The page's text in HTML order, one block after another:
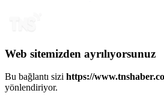
Web sitemizden ayrılıyorsunuz
Bu bağlantı sizi https://
yönlendiriyor.